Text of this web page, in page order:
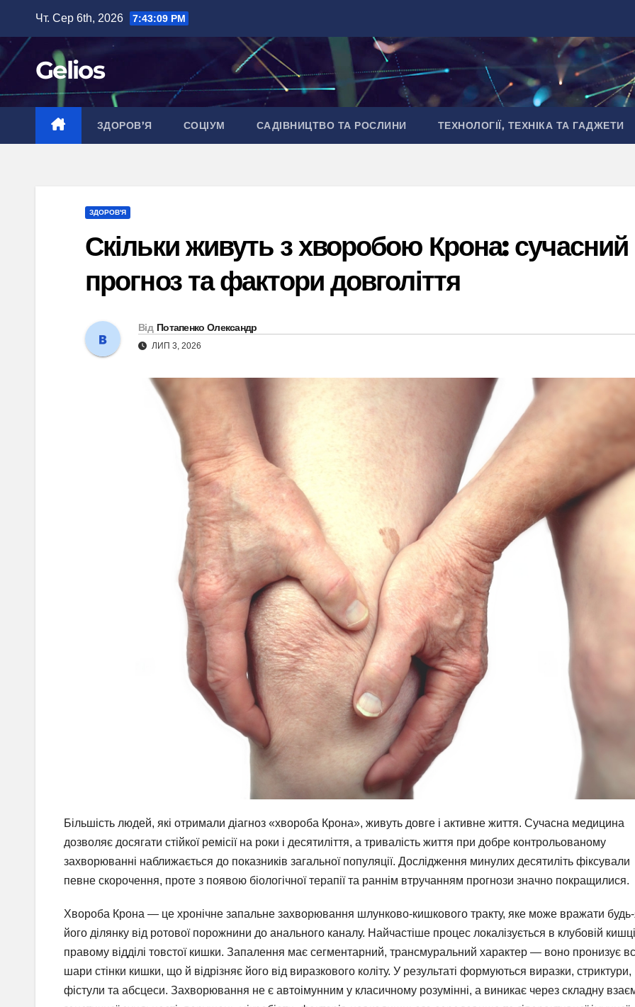
вмісту
Чт. Сер 6th, 2026 7:43:10 PM
Gelios
ЗДОРОВ’Я СОЦІУМ САДІВНИЦТВО ТА РОСЛИНИ ТЕХНОЛОГІЇ, ТЕХНІКА ТА ГАДЖЕТИ
ЗДОРОВ'Я
Скільки живуть з хворобою Крона: сучасний
прогноз та фактори довголіття
Від Потапенко Олександр
ЛИП 3, 2026
Більшість людей, які отримали діагноз «хвороба Крона», живуть довге і активне життя. Сучасна медицина
дозволяє досягати стійкої ремісії на роки і десятиліття, а тривалість життя при добре контрольованому
захворюванні наближається до показників загальної популяції. Дослідження минулих десятиліть фіксували
певне скорочення, проте з появою біологічної терапії та раннім втручанням прогнози значно покращилися.
Хвороба Крона — це хронічне запальне захворювання шлунково-кишкового тракту, яке може вражати будь-
його ділянку від ротової порожнини до анального каналу. Найчастіше процес локалізується в клубовій
правому відділі товстої кишки. Запалення має сегментарний, трансмуральний характер — воно пронизує
шари стінки кишки, що й відрізняє його від виразкового коліту. У результаті формуються виразки, стриктури,
фістули та абсцеси. Захворювання не є автоімунним у класичному розумінні, а виникає через складну